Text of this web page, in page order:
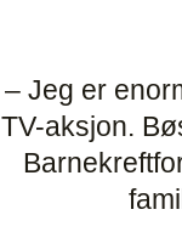
– Jeg er
TV-aksjon.